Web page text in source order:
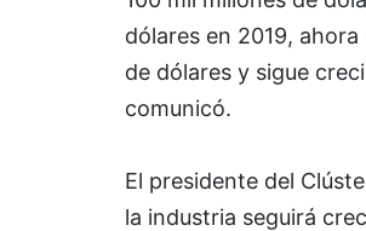
dólares en 2019,
de dólares y sigue
comunicó.
El presidente del
la industria seguirá